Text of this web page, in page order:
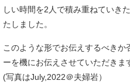
しい時間を2人で積み重ねていき
たしました。
このような形でお伝えするべき
ーを機にお伝えさせていただきま
(写真はJuly,2022＠夫婦岩）